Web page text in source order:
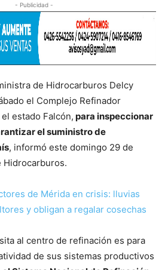
- Publicidad -
de Hidrocarburos Delcy
el Complejo Refinador
estado Falcón, para inspeccionar
el suministro de
, informó este domingo 29 de
de Mérida en crisis: lluvias
y obligan a regalar cosechas
al centro de refinación es para
de sus sistemas productivos